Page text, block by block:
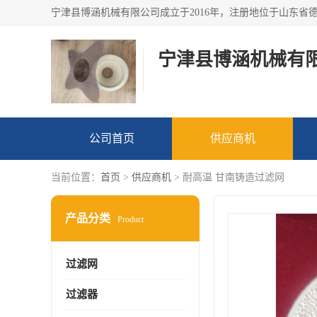
宁津县博涵机械有
公司首页 供应商机
当前位置： 首页 > 供应商机 > 耐高温 甘南铸造过滤网
产品分类 Product
过滤网
过滤器